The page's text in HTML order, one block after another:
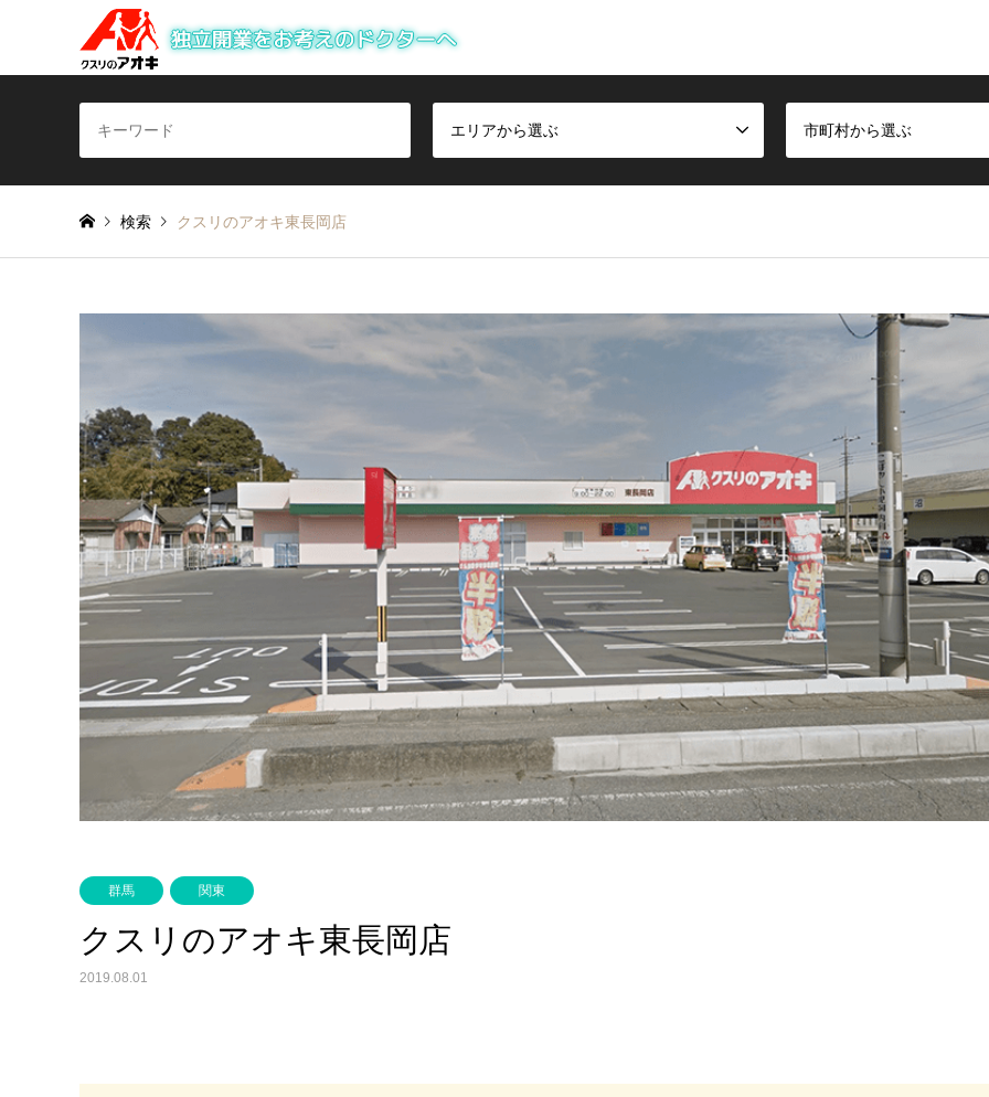
エリアから選ぶ 市町村から選ぶ
検索 クスリのアオキ東長岡店
群馬 関東
クスリのアオキ東長岡店
2019.08.01